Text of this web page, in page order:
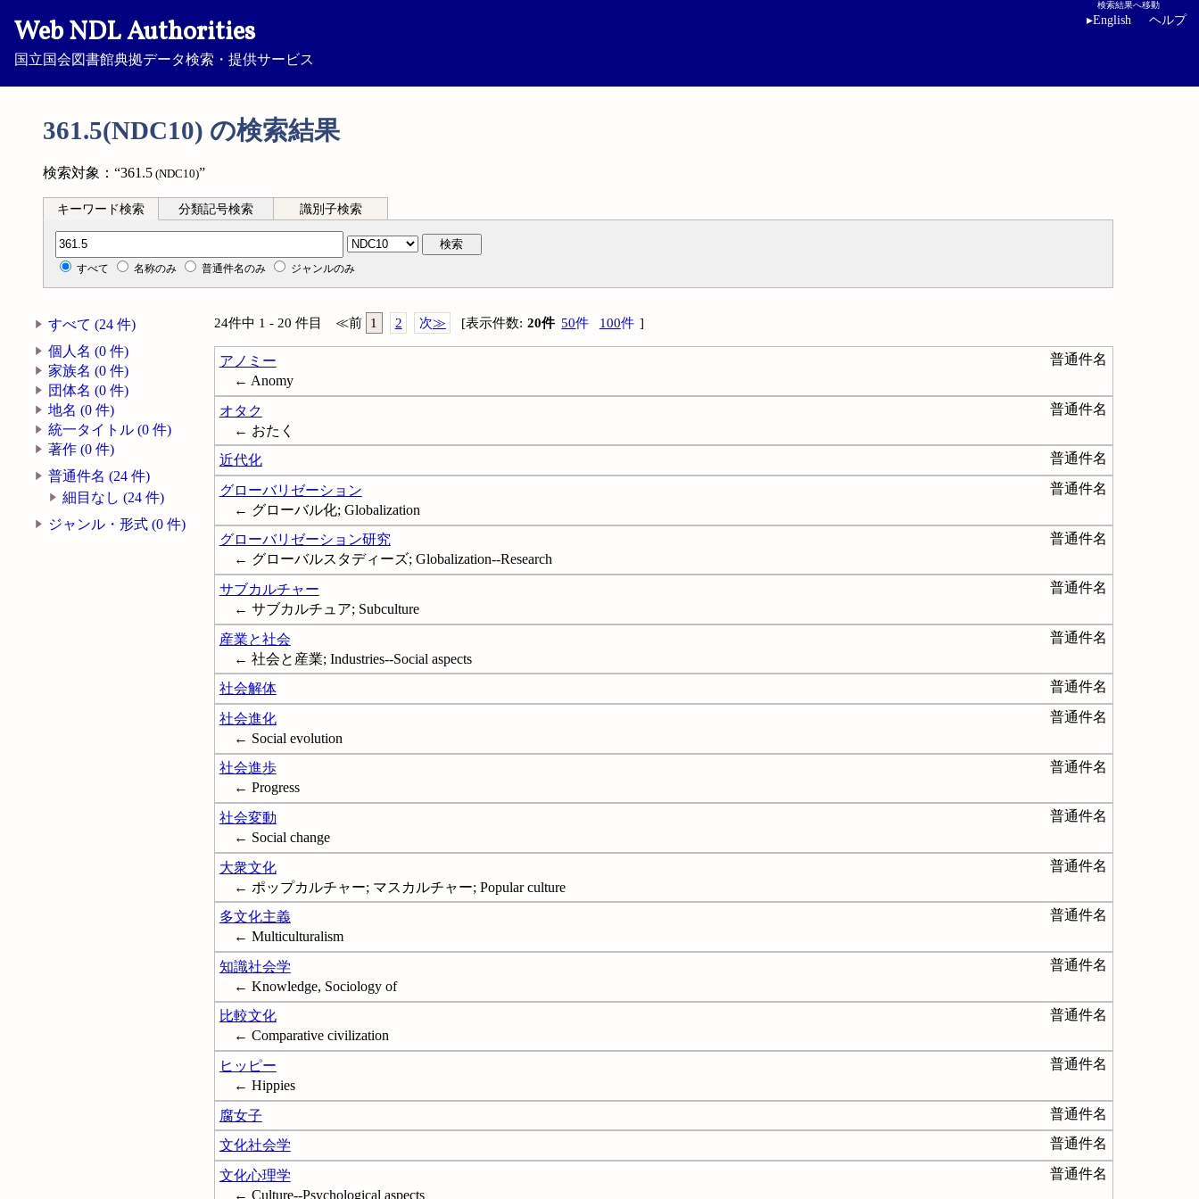
Web NDL Authorities
国立国会図書館典拠データ検索・提供サービス
検索結果へ移動
▸English ヘルプ
361.5(NDC10) の検索結果
検索対象：“361.5 (NDC10)”
キーワード検索 分類記号検索 識別子検索
分類記号検索 検索
すべて 名称のみ 普通件名のみ ジャンルのみ
すべて (24 件)
個人名 (0 件)
家族名 (0 件)
団体名 (0 件)
地名 (0 件)
統一タイトル (0 件)
著作 (0 件)
普通件名 (24 件)
細目なし (24 件)
ジャンル・形式 (0 件)
24件中 1 - 20 件目 ≪前 1 2 次≫ [表示件数: 20件 50件 100件 ]
アノミー
普通件名
← Anomy
オタク
普通件名
← おたく
近代化
普通件名
グローバリゼーション
普通件名
← グローバル化; Globalization
グローバリゼーション研究
普通件名
← グローバルスタディーズ; Globalization--Research
サブカルチャー
普通件名
← サブカルチュア; Subculture
産業と社会
普通件名
← 社会と産業; Industries--Social aspects
社会解体
普通件名
社会進化
普通件名
← Social evolution
社会進歩
普通件名
← Progress
社会変動
普通件名
← Social change
大衆文化
普通件名
← ポップカルチャー; マスカルチャー; Popular culture
多文化主義
普通件名
← Multiculturalism
知識社会学
普通件名
← Knowledge, Sociology of
比較文化
普通件名
← Comparative civilization
ヒッピー
普通件名
← Hippies
腐女子
普通件名
文化社会学 普通件名
文化心理学
普通件名
← Culture--Psychological aspects